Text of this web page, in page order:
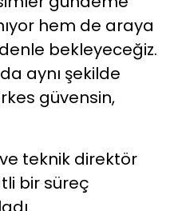
hem de araya
bekleyeceğiz.
aynı şekilde
güvensin,
ve teknik direktör
bir süreç